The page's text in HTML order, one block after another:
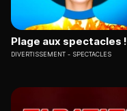
Plage aux spectacles !
DIVERTISSEMENT SPECTACLES